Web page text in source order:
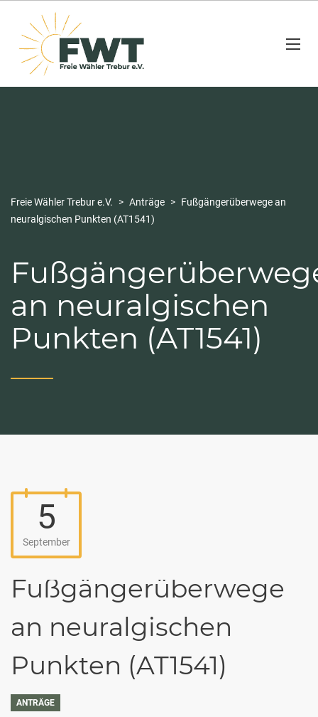
Freie Wähler Trebur e.V. > Anträge > Fußgängerüberwege an
neuralgischen Punkten (AT1541)
an neuralgischen
Punkten (AT1541)
5
September
Fußgängerüberwege
an neuralgischen
Punkten (AT1541)
ANTRÄGE